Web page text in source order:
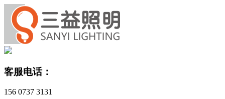
客服电话：
156 0737 3131